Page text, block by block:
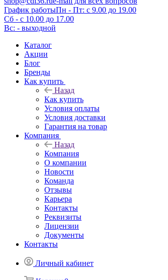
График работыПн - Пт: с 9.00 до 19.00
Сб - с 10.00 до 17.00
Вс: - выходной
Каталог
Акции
Блог
Бренды
Как купить
Назад
Как купить
Условия оплаты
Условия доставки
Гарантия на товар
Компания
Назад
Компания
О компании
Новости
Команда
Отзывы
Карьера
Контакты
Реквизиты
Лицензии
Документы
Контакты
Личный кабинет